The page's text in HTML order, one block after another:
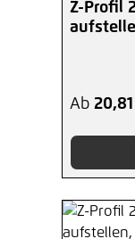
Z-Profil
Ab